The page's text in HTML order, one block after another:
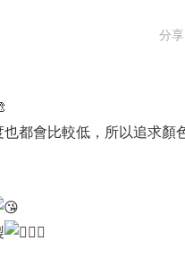
分享
也都會比較低，所以追求顏